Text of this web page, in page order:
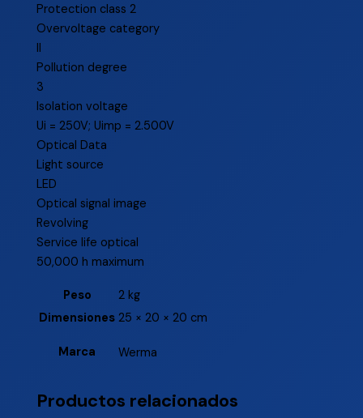
Protection class 2
Overvoltage category
II
Pollution degree
3
Isolation voltage
Ui = 250V; Uimp = 2.500V
Optical Data
Light source
LED
Optical signal image
Revolving
Service life optical
50,000 h maximum
Peso
2 kg
Dimensiones 25 × 20 × 20 cm
Marca Werma
Productos relacionados